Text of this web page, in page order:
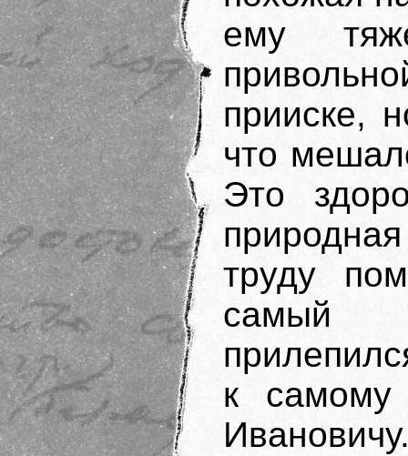
ему
прииске,
что
Это
труду
самый
к самому